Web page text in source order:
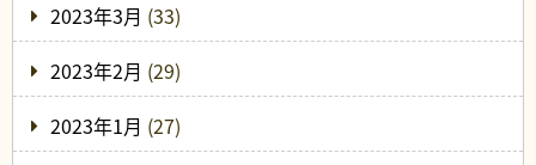
2023年3月 (33)
2023年2月 (29)
2023年1月 (27)